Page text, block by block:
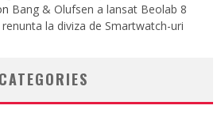
Bang & Olufsen a lansat Beolab 8
renunta la diviza de Smartwatch-uri
CATEGORIES